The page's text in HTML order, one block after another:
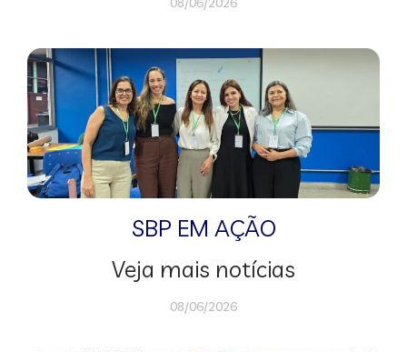
SBP EM AÇÃO
Veja mais notícias
08/06/2026